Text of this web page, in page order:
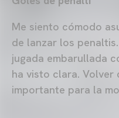
Me siento cómodo
de lanzar los
jugada embarullada
ha visto clara.
importante para la